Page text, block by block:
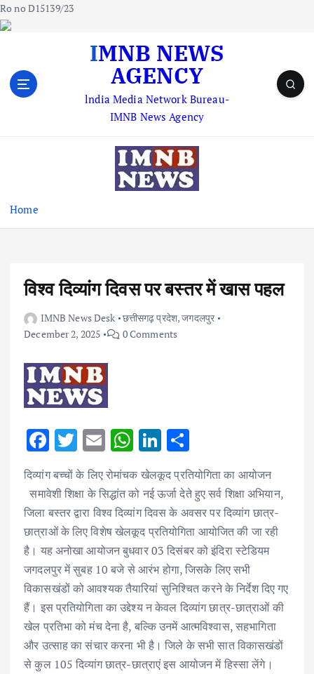
Ro no D15139/23
IMNB NEWS
AGENCY
lndia Media Network Bureau-
IMNB News Agency
Home
विश्व दिव्यांग दिवस पर बस्तर में खास पहल
IMNB News Desk छत्तीसगढ़ प्रदेश,जगदलपुर
December 2, 2025
0 Comments
F
ac
e
b
o
o
k
T
w
it
te
r
E
m
ai
l
W
h
at
s
A
p
p
Li
k
e
dI
n
h
ar
e
दिव्यांग बच्चों के लिए रोमांचक खेलकूद प्रतियोगिता का आयोजन
समावेशी शिक्षा के सिद्धांत को नई ऊर्जा देते हुए सर्व शिक्षा अभियान,
जिला बस्तर द्वारा विश्व दिव्यांग दिवस के अवसर पर दिव्यांग छात्र-
छात्राओं के लिए विशेष खेलकूद प्रतियोगिता आयोजित की जा रही
है। यह अनोखा आयोजन बुधवार 03 दिसंबर को इंदिरा स्टेडियम
जगदलपुर में सुबह 10 बजे से आरंभ होगा, जिसके लिए सभी
विकासखंडों को आवश्यक तैयारियां सुनिश्चित करने के निर्देश दिए गए
हैं। इस प्रतियोगिता का उद्देश्य न केवल दिव्यांग छात्र-छात्राओं की
खेल प्रतिभा को मंच देना है, बल्कि उनमें आत्मविश्वास, सहभागिता
और उत्साह का संचार करना भी है। जिले के सभी सात विकासखंडों
से कुल 105 दिव्यांग छात्र-छात्राएं इस आयोजन में हिस्सा लेंगे।